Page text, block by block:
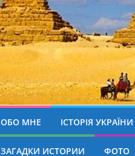
ОБО МНЕ ІСТОРІЯ УКРАЇНИ
ЗАГАДКИ ИСТОРИИ ФОТО